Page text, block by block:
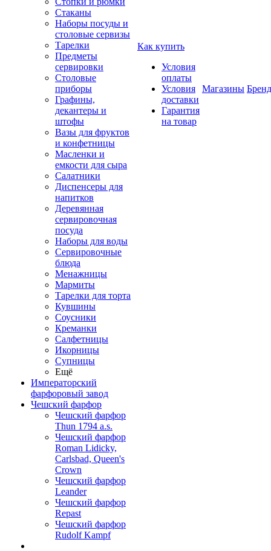
Стаканы
Наборы посуды и
столовые сервизы
Тарелки
Предметы
сервировки
Столовые
приборы
Графины,
декантеры и
штофы
Вазы для фруктов
и конфетницы
Масленки и
емкости для сыра
Салатники
Диспенсеры для
напитков
Деревянная
сервировочная
посуда
Наборы для воды
Сервировочные
блюда
Менажницы
Мармиты
Тарелки для торта
Кувшины
Соусники
Креманки
Салфетницы
Икорницы
Супницы
Ещё
Императорский
фарфоровый завод
Чешский фарфор
Чешский фарфор
Thun 1794 a.s.
Чешский фарфор
Roman Lidicky,
Carlsbad, Queen's
Crown
Чешский фарфор
Leander
Чешский фарфор
Repast
Чешский фарфор
Rudolf Kampf
Как купить
Условия
оплаты
Условия
доставки
Гарантия
на товар
Магазины